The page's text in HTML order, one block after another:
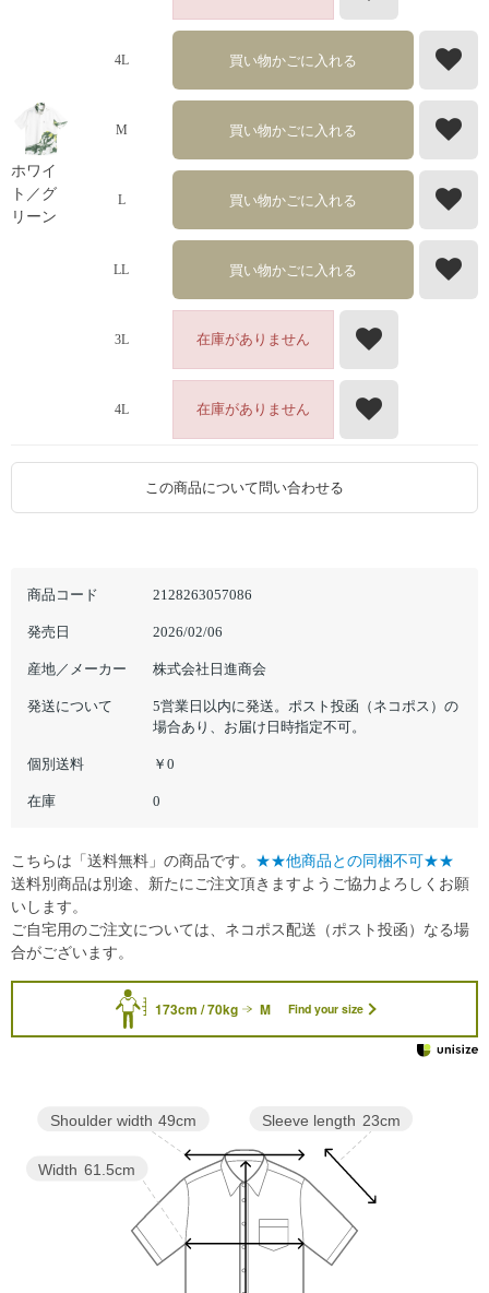
商品コード 2128263057086
発売日 2026/02/06
産地／メーカー 株式会社日進商会
発送について
5営業日以内に発送。ポスト投函（ネコポス）の
場合あり、お届け日時指定不可。
個別送料 ￥0
在庫 0
4L 買い物かごに入れる
ホワイ
ト／グ
リーン
M 買い物かごに入れる
L 買い物かごに入れる
LL 買い物かごに入れる
3L 在庫がありません
4L 在庫がありません
この商品について問い合わせる
173cm / 70kg M Find your size
Sleeve length 23cm
Width 61.5cm
Shoulder width 49cm
こちらは「送料無料」の商品です。 ★★他商品との同梱不可★★
送料別商品は別途、新たにご注文頂きますようご協力よろしくお願
いします。
ご自宅用のご注文については、ネコポス配送（ポスト投函）なる場
合がございます。